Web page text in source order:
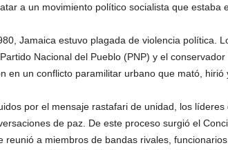
a un movimiento político socialista que estaba
Jamaica estuvo plagada de violencia política.
Nacional del Pueblo (PNP) y el
en un conflicto paramilitar urbano que mató, hirió
por el mensaje rastafari de unidad, los
de paz. De este proceso surgió el
reunió a miembros de bandas rivales,